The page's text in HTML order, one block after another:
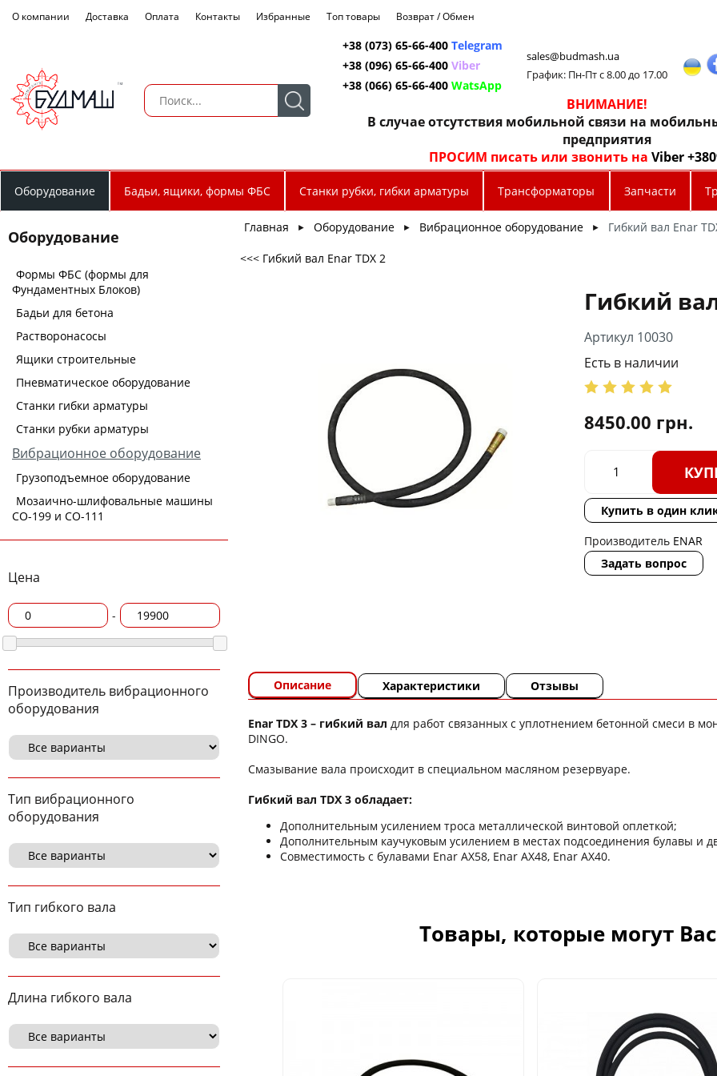
О компании Доставка Оплата Контакты Избранные Топ товары Возврат / Обмен
+38 (073) 65-66-400 Telegram
+38 (096) 65-66-400 Viber
+38 (066) 65-66-400 WatsApp
sales@budmash.ua
График: Пн-Пт с 8.00 до 17.00
ВНИМАНИЕ!
В случае отсутствия мобильной связи на
предприятия
ПРОСИМ писать или звонить наViber
Оборудование Бадьи, ящики, формы ФБС Станки рубки, гибки арматуры Трансформаторы Запчасти
Оборудование
Формы ФБС (формы для
Фундаментных Блоков)
Бадьи для бетона
Растворонасосы
Ящики строительные
Пневматическое оборудование
Станки гибки арматуры
Станки рубки арматуры
Вибрационное оборудование
Грузоподъемное оборудование
Мозаично-шлифовальные машины
СО-199 и СО-111
Цена
-
Производитель вибрационного
оборудования
Тип вибрационного
оборудования
Тип гибкого вала
Длина гибкого вала
Главная ► Оборудование ► Вибрационное оборудование ► Гибкий вал Enar
<<< Гибкий вал Enar TDX 2
Гибкий
Артикул 10030
Есть в наличии
8450.00 грн.
Купить в один
Производитель ENAR
Задать вопрос
Описание Характеристики Отзывы
Enar TDX 3 – гибкий вал для работ связанных с уплотнением бетонной смеси в
DINGO.
Смазывание вала происходит в специальном масляном резервуаре.
Гибкий вал TDX 3 обладает:
Дополнительным усилением троса металлической винтовой оплеткой;
Дополнительным каучуковым усилением в местах подсоединения булавы и
Совместимость с булавами Enar AX58, Enar AX48, Enar AX40.
Товары, которые могут